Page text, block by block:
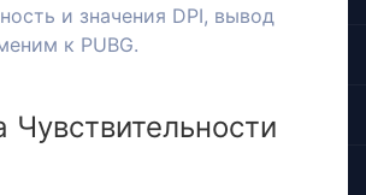
и значения DPI, вывод
к PUBG.